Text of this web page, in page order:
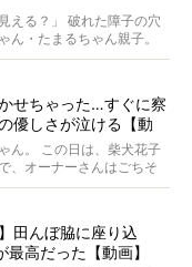
える？」 破れた障子の穴
ん・たまるちゃん親子。
せちゃった…すぐに察
優しさが泣ける【動
ん。 この日は、柴犬花子
、オーナーさんはごちそ
田んぼ脇に座り込
高だった【動画】